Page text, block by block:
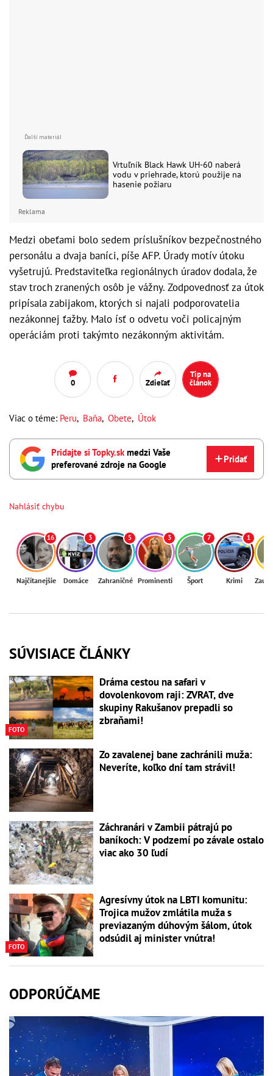
Vrtuľník Black Hawk UH-60 naberá
vodu v priehrade, ktorú použije na
hasenie požiaru
Reklama
Medzi obeťami bolo sedem príslušníkov bezpečnostného
personálu a dvaja baníci, píše AFP. Úrady motív útoku
vyšetrujú. Predstaviteľka regionálnych úradov dodala, že
stav troch zranených osôb je vážny. Zodpovednosť za útok
pripísala zabijakom, ktorých si najali podporovatelia
nezákonnej ťažby. Malo ísť o odvetu voči policajným
operáciám proti takýmto nezákonným aktivitám.
0 Zdieľať
Tip na
článok
Viac o téme: Peru, Baňa, Obete, Útok
Pridajte si Topky.skmedzi Vaše
preferované zdroje na Google
Pridať
Nahlásiť chybu
16
Najčítanejšie
3
Domáce
5
Zahraničné
3
Prominenti
7
Šport
1
Krimi
SÚVISIACE ČLÁNKY
FOTO
Dráma cestou na safari v
dovolenkovom raji: ZVRAT, dve
skupiny Rakušanov prepadli so
zbraňami!
Zo zavalenej bane zachránili muža:
Neveríte, koľko dní tam strávil!
Záchranári v Zambii pátrajú po
baníkoch: V podzemí po závale ostalo
viac ako 30 ľudí
FOTO
Agresívny útok na LBTI komunitu:
Trojica mužov zmlátila muža s
previazaným dúhovým šálom, útok
odsúdil aj minister vnútra!
ODPORÚČAME